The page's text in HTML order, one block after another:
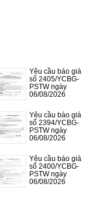
Yêu cầu báo giá
số 2405/YCBG-
PSTW ngày
06/08/2026
Yêu cầu báo giá
số 2394/YCBG-
PSTW ngày
06/08/2026
Yêu cầu báo giá
số 2400/YCBG-
PSTW ngày
06/08/2026